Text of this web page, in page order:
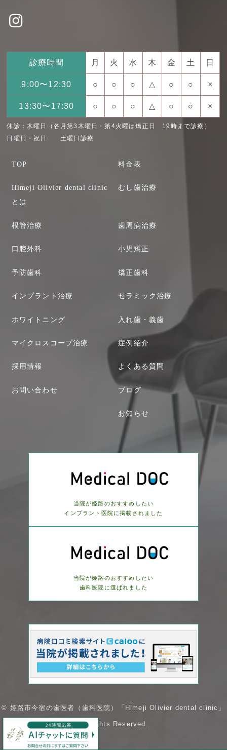
診療時間 月 火 水 木 金 土 日
9:00〜12:30 ○ ○ ○ △ ○ ○ ×
13:30〜17:30 ○ ○ ○ △ ○ ○ ×
休診：木曜日（各月第3木曜日・第4火曜は矯正日 19時まで診療）
日曜日・祝日 土曜日診療
TOP 料金表
Himeji Olivier dental clinic
とは
むし歯治療
根管治療 歯周病治療
口腔外科 小児矯正
予防歯科 矯正歯科
インプラント治療 セラミック治療
ホワイトニング 入れ歯・義歯
マイクロスコープ治療 症例紹介
採用情報 よくある質問
お問い合わせ ブログ
お知らせ
当院が姫路のおすすめしたい
インプラント医院に掲載されました
当院が姫路のおすすめしたい
歯科医院に選ばれました
© 姫路市今宿の歯医者（歯科医院）「Himeji Olivier dental clinic」
AllRights Reserved.